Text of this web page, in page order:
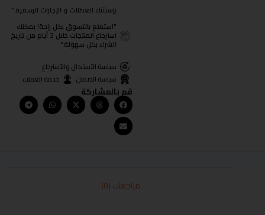
بإستثناء العطلات و الإجازات الرسمية."
"استمتع بالتسوق بكل راحة! يمكنك
استرجاع المنتجات خلال 3 أيام من تاريخ
الشراء بكل سهولة."
سياسة الأستبدال والأسترجاع
سياسة الضمان
خدمة العملاء
قم بالمشاركة
مراجعات (0)